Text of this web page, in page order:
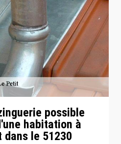
possible
habitation à
dans le 51230